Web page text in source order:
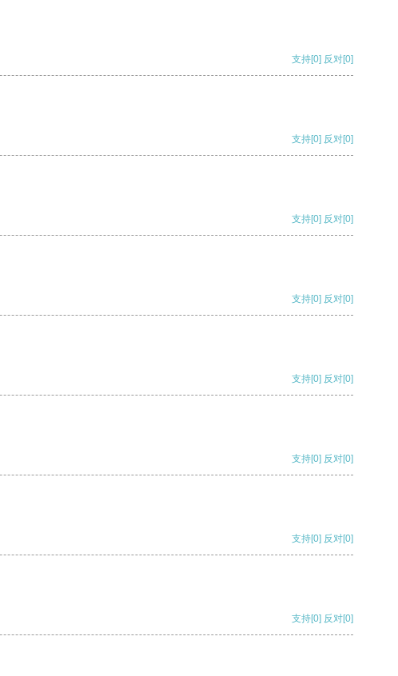
支持[0] 反对[0]
支持[0] 反对[0]
支持[0] 反对[0]
支持[0] 反对[0]
支持[0] 反对[0]
支持[0] 反对[0]
支持[0] 反对[0]
支持[0] 反对[0]